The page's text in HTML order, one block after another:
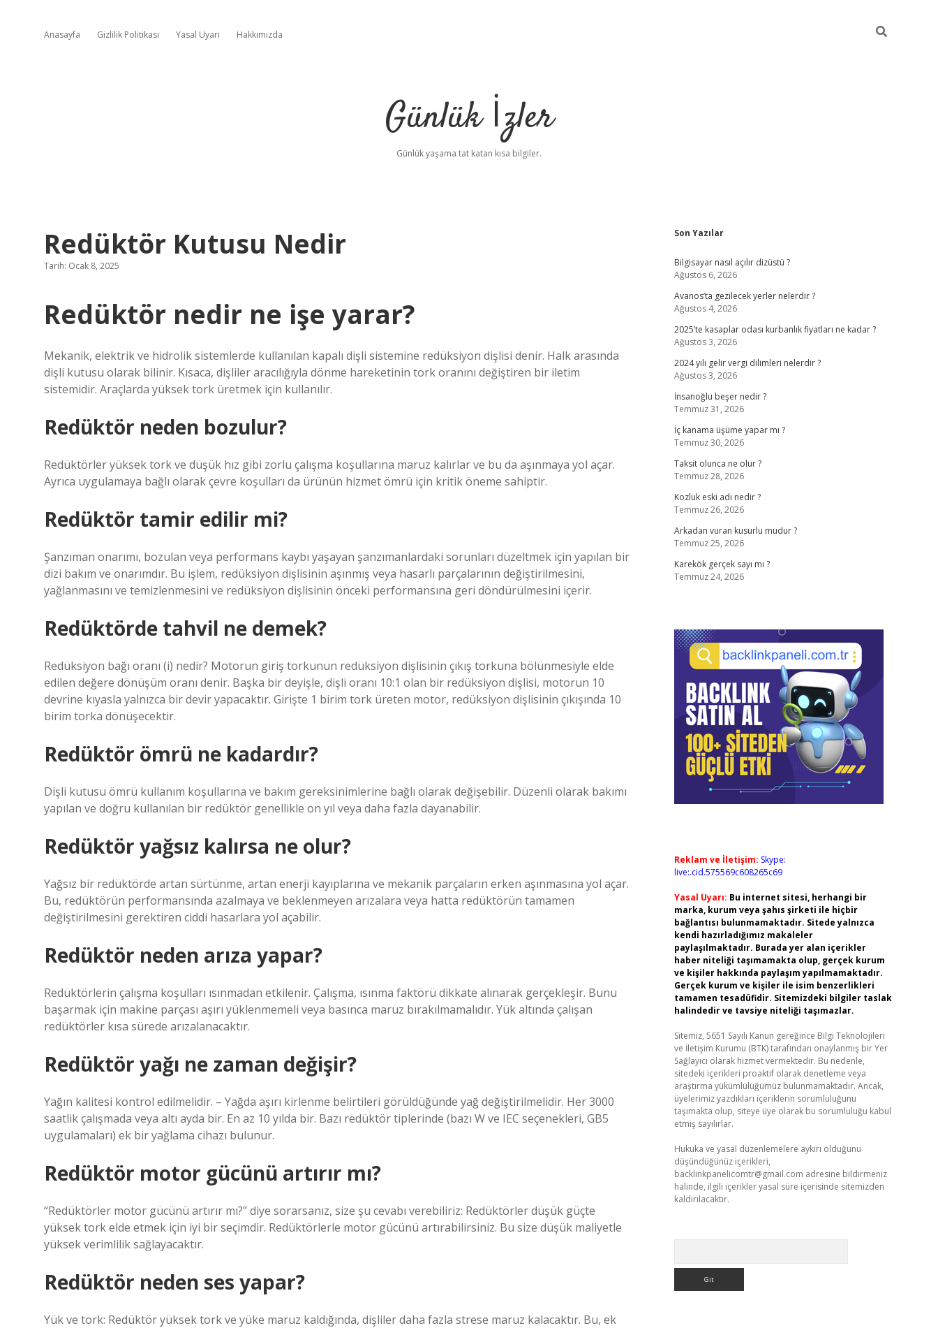
Anasayfa Gizlilik Politikası Yasal Uyarı Hakkımızda
Günlük İzler
Günlük yaşama tat katan kısa bilgiler.
Redüktör Kutusu Nedir
Tarih: Ocak 8, 2025
Redüktör nedir ne işe yarar?
Mekanik, elektrik ve hidrolik sistemlerde kullanılan kapalı dişli sistemine redüksiyon dişlisi denir. Halk arasında
dişli kutusu olarak bilinir. Kısaca, dişliler aracılığıyla dönme hareketinin tork oranını değiştiren bir iletim
sistemidir. Araçlarda yüksek tork üretmek için kullanılır.
Redüktör neden bozulur?
Redüktörler yüksek tork ve düşük hız gibi zorlu çalışma koşullarına maruz kalırlar ve bu da aşınmaya yol açar.
Ayrıca uygulamaya bağlı olarak çevre koşulları da ürünün hizmet ömrü için kritik öneme sahiptir.
Redüktör tamir edilir mi?
Şanzıman onarımı, bozulan veya performans kaybı yaşayan şanzımanlardaki sorunları düzeltmek için yapılan bir
dizi bakım ve onarımdır. Bu işlem, redüksiyon dişlisinin aşınmış veya hasarlı parçalarının değiştirilmesini,
yağlanmasını ve temizlenmesini ve redüksiyon dişlisinin önceki performansına geri döndürülmesini içerir.
Redüktörde tahvil ne demek?
Redüksiyon bağı oranı (i) nedir? Motorun giriş torkunun redüksiyon dişlisinin çıkış torkuna bölünmesiyle elde
edilen değere dönüşüm oranı denir. Başka bir deyişle, dişli oranı 10:1 olan bir redüksiyon dişlisi, motorun 10
devrine kıyasla yalnızca bir devir yapacaktır. Girişte 1 birim tork üreten motor, redüksiyon dişlisinin çıkışında 10
birim torka dönüşecektir.
Redüktör ömrü ne kadardır?
Dişli kutusu ömrü kullanım koşullarına ve bakım gereksinimlerine bağlı olarak değişebilir. Düzenli olarak bakımı
yapılan ve doğru kullanılan bir redüktör genellikle on yıl veya daha fazla dayanabilir.
Redüktör yağsız kalırsa ne olur?
Yağsız bir redüktörde artan sürtünme, artan enerji kayıplarına ve mekanik parçaların erken aşınmasına yol açar.
Bu, redüktörün performansında azalmaya ve beklenmeyen arızalara veya hatta redüktörün tamamen
değiştirilmesini gerektiren ciddi hasarlara yol açabilir.
Redüktör neden arıza yapar?
Redüktörlerin çalışma koşulları ısınmadan etkilenir. Çalışma, ısınma faktörü dikkate alınarak gerçekleşir. Bunu
başarmak için makine parçası aşırı yüklenmemeli veya basınca maruz bırakılmamalıdır. Yük altında çalışan
redüktörler kısa sürede arızalanacaktır.
Redüktör yağı ne zaman değişir?
Yağın kalitesi kontrol edilmelidir. – Yağda aşırı kirlenme belirtileri görüldüğünde yağ değiştirilmelidir. Her 3000
saatlik çalışmada veya altı ayda bir. En az 10 yılda bir. Bazı redüktör tiplerinde (bazı W ve IEC seçenekleri, GB5
uygulamaları) ek bir yağlama cihazı bulunur.
Redüktör motor gücünü artırır mı?
“Redüktörler motor gücünü artırır mı?” diye sorarsanız, size şu cevabı verebiliriz: Redüktörler düşük güçte
yüksek tork elde etmek için iyi bir seçimdir. Redüktörlerle motor gücünü artırabilirsiniz. Bu size düşük maliyetle
yüksek verimlilik sağlayacaktır.
Redüktör neden ses yapar?
Yük ve tork: Redüktör yüksek tork ve yüke maruz kaldığında, dişliler daha fazla strese maruz kalacaktır. Bu, ek
Sidebar
Son Yazılar
Bilgisayar nasıl açılır dizüstü ?
Ağustos 6, 2026
Avanos’ta gezilecek yerler nelerdir ?
Ağustos 4, 2026
2025’te kasaplar odası kurbanlık fiyatları ne kadar ?
Ağustos 3, 2026
2024 yılı gelir vergi dilimleri nelerdir ?
Ağustos 3, 2026
İnsanoğlu beşer nedir ?
Temmuz 31, 2026
İç kanama üşüme yapar mı ?
Temmuz 30, 2026
Taksit olunca ne olur ?
Temmuz 28, 2026
Kozluk eski adı nedir ?
Temmuz 26, 2026
Arkadan vuran kusurlu mudur ?
Temmuz 25, 2026
Karekök gerçek sayı mı ?
Temmuz 24, 2026
Reklam ve İletişim: Skype:
live:.cid.575569c608265c69
Yasal Uyarı: Bu internet sitesi, herhangi bir
marka, kurum veya şahıs şirketi ile hiçbir
bağlantısı bulunmamaktadır. Sitede yalnızca
kendi hazırladığımız makaleler
paylaşılmaktadır. Burada yer alan içerikler
haber niteliği taşımamakta olup, gerçek kurum
ve kişiler hakkında paylaşım yapılmamaktadır.
Gerçek kurum ve kişiler ile isim benzerlikleri
tamamen tesadüfidir. Sitemizdeki bilgiler taslak
halindedir ve tavsiye niteliği taşımazlar.
Sitemiz, 5651 Sayılı Kanun gereğince Bilgi Teknolojileri
ve İletişim Kurumu (BTK) tarafından onaylanmış bir Yer
Sağlayıcı olarak hizmet vermektedir. Bu nedenle,
sitedeki içerikleri proaktif olarak denetleme veya
araştırma yükümlülüğümüz bulunmamaktadır. Ancak,
üyelerimiz yazdıkları içeriklerin sorumluluğunu
taşımakta olup, siteye üye olarak bu sorumluluğu kabul
etmiş sayılırlar.
Hukuka ve yasal düzenlemelere aykırı olduğunu
düşündüğünüz içerikleri,
backlinkpanelicomtr@gmail.com adresine bildirmeniz
halinde, ilgili içerikler yasal süre içerisinde sitemizden
kaldırılacaktır.